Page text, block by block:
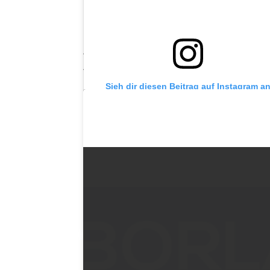
Sieh dir diesen Beitrag auf Instagram an
Die Modedesignerin Claudia hat dieses Jahr
„Seit 13 Jahren gehe ich meiner
„Das ist meine erste Herbst/Winter